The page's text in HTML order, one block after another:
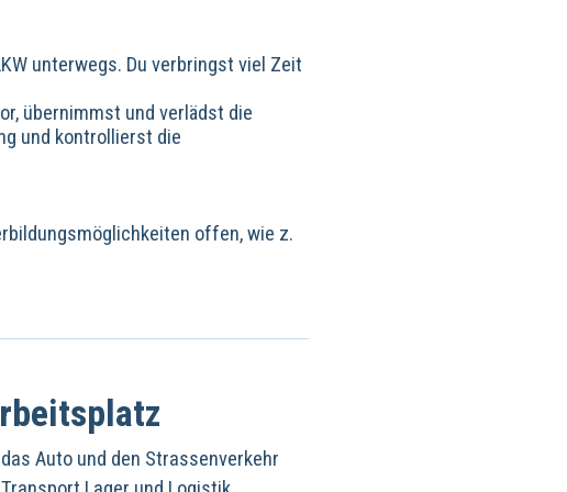
unterwegs. Du verbringst viel Zeit
übernimmst und verlädst die
und kontrollierst die
offen, wie z.
Auto und den Strassenverkehr